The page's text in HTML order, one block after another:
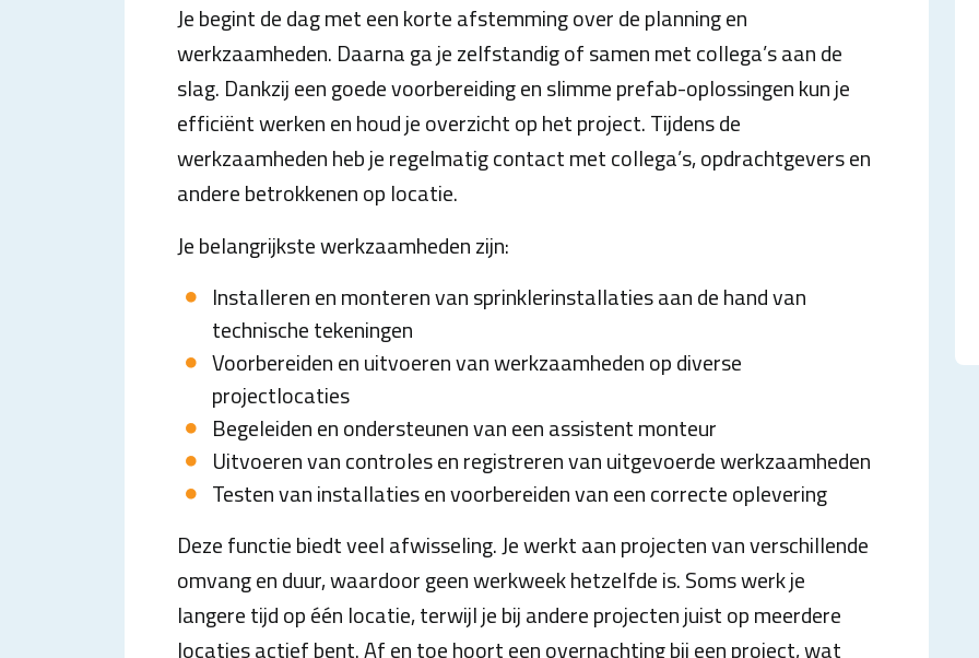
Je begint de dag met een korte afstemming over de planning en
werkzaamheden. Daarna ga je zelfstandig of samen met collega’s aan de
slag. Dankzij een goede voorbereiding en slimme prefab-oplossingen kun je
efficiënt werken en houd je overzicht op het project. Tijdens de
werkzaamheden heb je regelmatig contact met collega’s, opdrachtgevers en
andere betrokkenen op locatie.
Je belangrijkste werkzaamheden zijn:
Installeren en monteren van sprinklerinstallaties aan de hand van
technische tekeningen
Voorbereiden en uitvoeren van werkzaamheden op diverse
projectlocaties
Begeleiden en ondersteunen van een assistent monteur
Uitvoeren van controles en registreren van uitgevoerde werkzaamheden
Testen van installaties en voorbereiden van een correcte oplevering
Deze functie biedt veel afwisseling. Je werkt aan projecten van verschillende
omvang en duur, waardoor geen werkweek hetzelfde is. Soms werk je
langere tijd op één locatie, terwijl je bij andere projecten juist op meerdere
locaties actief bent. Af en toe hoort een overnachting bij een project, wat